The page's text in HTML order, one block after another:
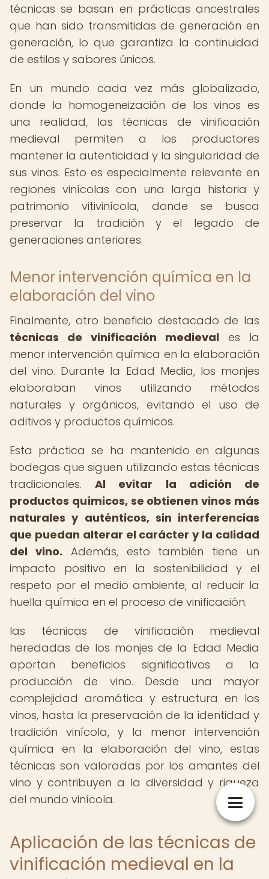
técnicas se basan en prácticas ancestrales
que han sido transmitidas de generación en
generación, lo que garantiza la continuidad
de estilos y sabores únicos.
En un mundo cada vez más globalizado,
donde la homogeneización de los vinos es
una realidad, las técnicas de vinificación
medieval permiten a los productores
mantener la autenticidad y la singularidad de
sus vinos. Esto es especialmente relevante en
regiones vinícolas con una larga historia y
patrimonio vitivinícola, donde se busca
preservar la tradición y el legado de
generaciones anteriores.
Menor intervención química en la
elaboración del vino
Finalmente, otro beneficio destacado de las
técnicas de vinificación medieval es la
menor intervención química en la elaboración
del vino. Durante la Edad Media, los monjes
elaboraban vinos utilizando métodos
naturales y orgánicos, evitando el uso de
aditivos y productos químicos.
Esta práctica se ha mantenido en algunas
bodegas que siguen utilizando estas técnicas
tradicionales.Al evitar la adición de
productos químicos, se obtienen vinos más
naturales y auténticos, sin interferencias
que puedan alterar el carácter y la calidad
del vino. Además, esto también tiene un
impacto positivo en la sostenibilidad y el
respeto por el medio ambiente, al reducir la
huella química en el proceso de vinificación.
las técnicas de vinificación medieval
heredadas de los monjes de la Edad Media
aportan beneficios significativos a la
producción de vino. Desde una mayor
complejidad aromática y estructura en los
vinos, hasta la preservación de la identidad y
tradición vinícola, y la menor intervención
química en la elaboración del vino, estas
técnicas son valoradas por los amantes del
vino y contribuyen a la diversidad y riqueza
del mundo vinícola.
Aplicación de las técnicas de
vinificación medieval en la